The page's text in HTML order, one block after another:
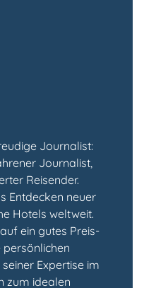
Journalist:
Journalist,
Reisender.
Entdecken neuer
Hotels weltweit.
ein gutes Preis-
persönlichen
Expertise im
zum idealen